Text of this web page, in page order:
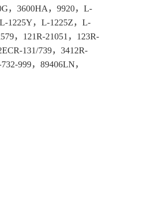
，3600HA，9920，L-
1225Y，L-1225Z，L-
，121R-21051，123R-
131/739，3412R-
999，89406LN，